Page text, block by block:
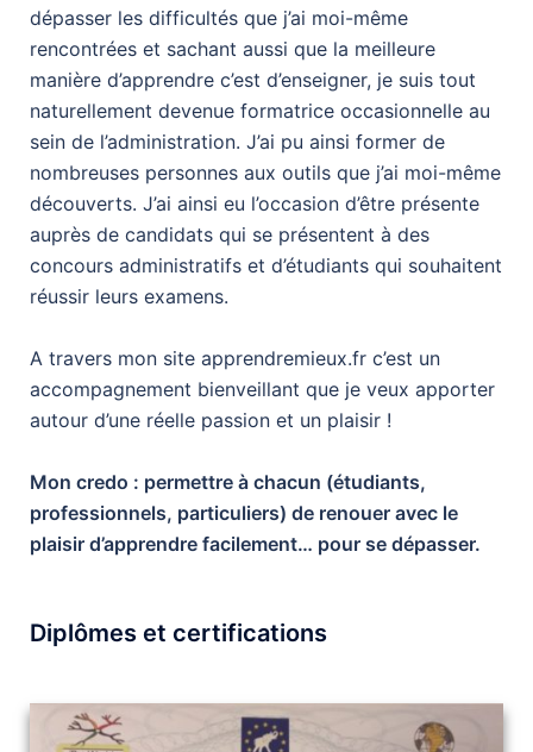
dépasser les difficultés que j’ai moi-même
rencontrées et sachant aussi que la meilleure
manière d’apprendre c’est d’enseigner, je suis tout
naturellement devenue formatrice occasionnelle au
sein de l’administration. J’ai pu ainsi former de
nombreuses personnes aux outils que j’ai moi-même
découverts. J’ai ainsi eu l’occasion d’être présente
auprès de candidats qui se présentent à des
concours administratifs et d’étudiants qui souhaitent
réussir leurs examens.
A travers mon site apprendremieux.fr c’est un
accompagnement bienveillant que je veux apporter
autour d’une réelle passion et un plaisir !
Mon credo : permettre à chacun (étudiants,
professionnels, particuliers) de renouer avec le
plaisir d’apprendre facilement… pour se dépasser.
Diplômes et certifications